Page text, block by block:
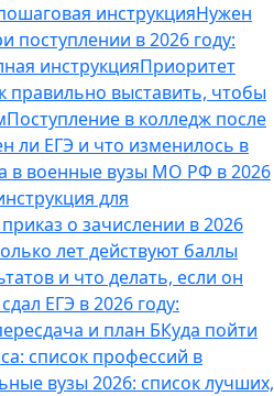
инструкцияНужен
поступлении в 2026 году:
инструкцияПриоритет
правильно выставить, чтобы
Поступление в колледж после
ли ЕГЭ и что изменилось в
в военные вузы МО РФ в 2026
для
о зачислении в 2026
лет действуют баллы
и что делать, если он
ЕГЭ в 2026 году:
и план БКуда пойти
список профессий в
вузы 2026: список лучших,